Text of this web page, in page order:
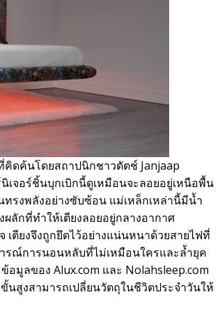
คิดค้นโดยสถาปนิกชาวดัตช์ Janjaap
เจอร์ชิ้นบุกเบิกนี้ดูเหมือนจะลอยอยู่เหนือพื้น
ทรงพลังอย่างซับซ้อน แม่เหล็กเหล่านี้มีน้ำ
ลักที่ทำให้เตียงลอยอยู่กลางอากาศ
ตียงจึงถูกยึดไว้อย่างแน่นหนาด้วยสายไฟที่
รณ์การนอนหลับที่ไม่เหมือนใครและล้ำยุค
มูลของ Alux.com และ Nolahsleep.com
นสูงสามารถเปลี่ยนวัตถุในชีวิตประจำวันให้